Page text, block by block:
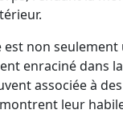
est non
enraciné dans
associée à
leur